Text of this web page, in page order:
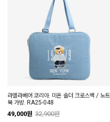
라엘라베어 코리아. 미온 숄더 크로스백 / 노트
북 가방. RA25-048
49,000원 32,900원